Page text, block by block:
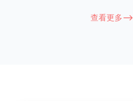
或者咨询厂家客服以获取更准确的信息。
查看更多-->